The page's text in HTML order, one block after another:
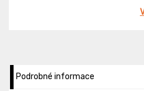
Podrobné informace